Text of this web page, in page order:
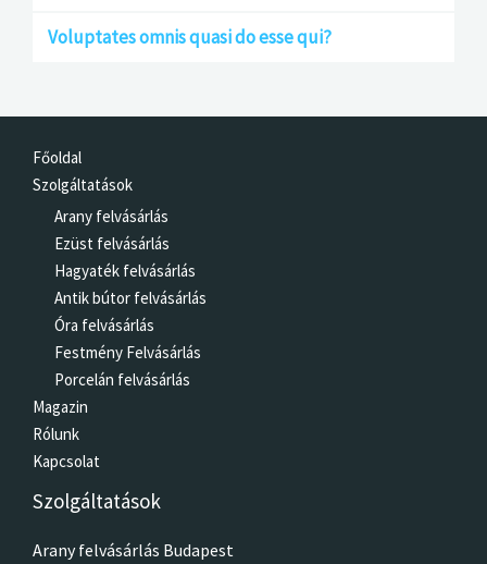
Voluptates omnis quasi do esse qui?
Főoldal
Szolgáltatások
Arany felvásárlás
Ezüst felvásárlás
Hagyaték felvásárlás
Antik bútor felvásárlás
Óra felvásárlás
Festmény Felvásárlás
Porcelán felvásárlás
Magazin
Rólunk
Kapcsolat
Szolgáltatások
Arany felvásárlás Budapest